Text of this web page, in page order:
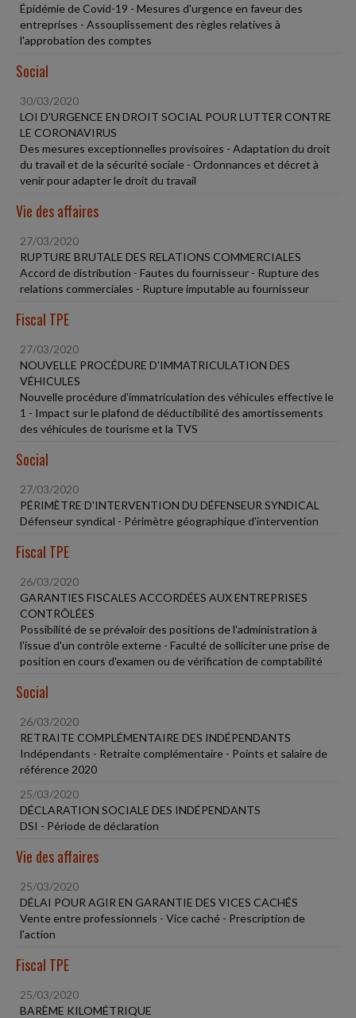
Épidémie de Covid-19 - Mesures d'urgence en faveur des
entreprises - Assouplissement des règles relatives à
l'approbation des comptes
Social
30/03/2020
LOI D'URGENCE EN DROIT SOCIAL POUR LUTTER CONTRE
LE CORONAVIRUS
Des mesures exceptionnelles provisoires - Adaptation du droit
du travail et de la sécurité sociale - Ordonnances et décret à
venir pour adapter le droit du travail
Vie des affaires
27/03/2020
RUPTURE BRUTALE DES RELATIONS COMMERCIALES
Accord de distribution - Fautes du fournisseur - Rupture des
relations commerciales - Rupture imputable au fournisseur
Fiscal TPE
27/03/2020
NOUVELLE PROCÉDURE D'IMMATRICULATION DES
VÉHICULES
Nouvelle procédure d'immatriculation des véhicules effective le
1 - Impact sur le plafond de déductibilité des amortissements
des véhicules de tourisme et la TVS
Social
27/03/2020
PÉRIMÈTRE D'INTERVENTION DU DÉFENSEUR SYNDICAL
Défenseur syndical - Périmètre géographique d'intervention
Fiscal TPE
26/03/2020
GARANTIES FISCALES ACCORDÉES AUX ENTREPRISES
CONTRÔLÉES
Possibilité de se prévaloir des positions de l'administration à
l'issue d'un contrôle externe - Faculté de solliciter une prise de
position en cours d'examen ou de vérification de comptabilité
Social
26/03/2020
RETRAITE COMPLÉMENTAIRE DES INDÉPENDANTS
Indépendants - Retraite complémentaire - Points et salaire de
référence 2020
25/03/2020
DÉCLARATION SOCIALE DES INDÉPENDANTS
DSI - Période de déclaration
Vie des affaires
25/03/2020
DÉLAI POUR AGIR EN GARANTIE DES VICES CACHÉS
Vente entre professionnels - Vice caché - Prescription de
l'action
Fiscal TPE
25/03/2020
BARÈME KILOMÉTRIQUE